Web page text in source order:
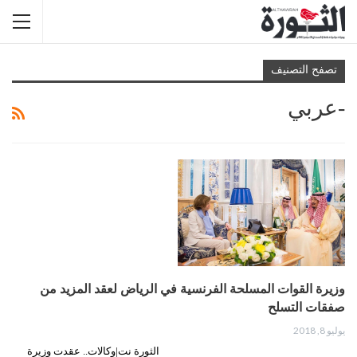
تصفح التصنيف
-عربي
وزيرة القوات المسلحة الفرنسية في الرياض لعقد المزيد من
صفقات التسلح
يوليو 8, 2018
الثورة نت|وكالات.. عقدت وزيرة